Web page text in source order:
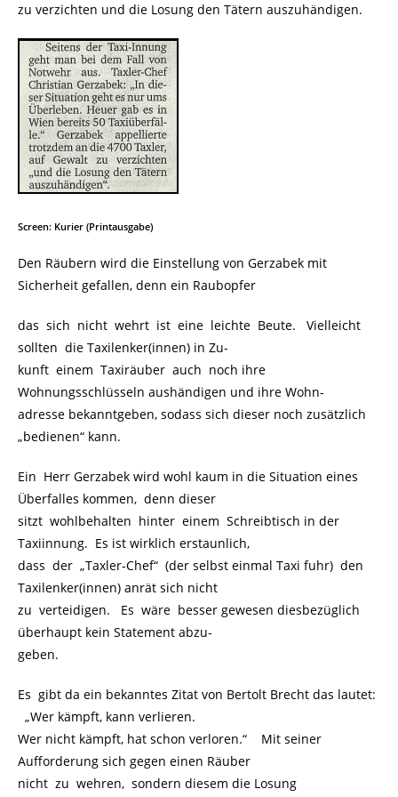
zu verzichten und die Losung den Tätern auszuhändigen.
Screen: Kurier (Printausgabe)
Den Räubern wird die Einstellung von Gerzabek mit
Sicherheit gefallen, denn ein Raubopfer
das sich nicht wehrt ist eine leichte Beute. Vielleicht
sollten die Taxilenker(innen) in Zu-
kunft einem Taxiräuber auch noch ihre
Wohnungsschlüsseln aushändigen und ihre Wohn-
adresse bekanntgeben, sodass sich dieser noch zusätzlich
„bedienen“ kann.
Ein Herr Gerzabek wird wohl kaum in die Situation eines
Überfalles kommen, denn dieser
sitzt wohlbehalten hinter einem Schreibtisch in der
Taxiinnung. Es ist wirklich erstaunlich,
dass der „Taxler-Chef“ (der selbst einmal Taxi fuhr) den
Taxilenker(innen) anrät sich nicht
zu verteidigen. Es wäre besser gewesen diesbezüglich
überhaupt kein Statement abzu-
geben.
Es gibt da ein bekanntes Zitat von Bertolt Brecht das lautet:
„Wer kämpft, kann verlieren.
Wer nicht kämpft, hat schon verloren.“ Mit seiner
Aufforderung sich gegen einen Räuber
nicht zu wehren, sondern diesem die Losung